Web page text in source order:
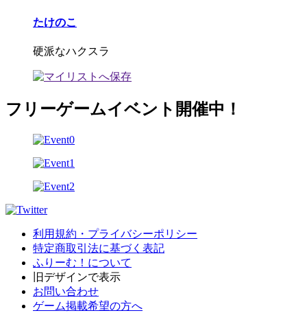
たけのこ
硬派なハクスラ
フリーゲームイベント開催中！
利用規約・プライバシーポリシー
特定商取引法に基づく表記
ふりーむ！について
旧デザインで表示
お問い合わせ
ゲーム掲載希望の方へ